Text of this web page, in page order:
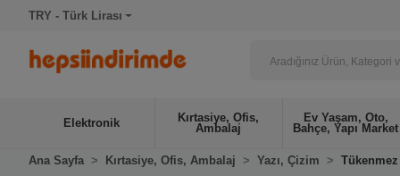
TRY - Türk Lirası
Elektronik
Kırtasiye, Ofis,
Ambalaj
Ev Yaşam, Oto,
Bahçe, Yapı Market
Ana Sayfa Kırtasiye, Ofis, Ambalaj Yazı, Çizim